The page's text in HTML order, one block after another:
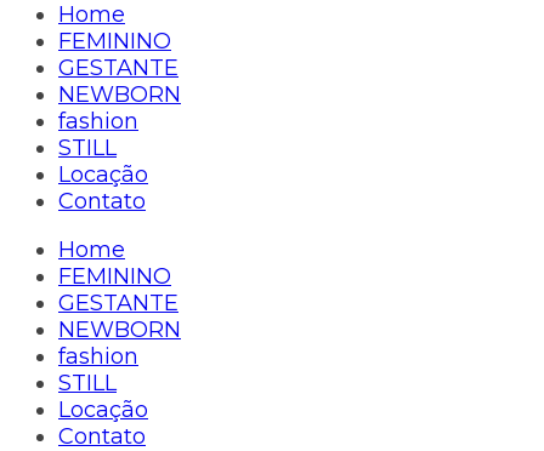
Home
FEMININO
GESTANTE
NEWBORN
fashion
STILL
Locação
Contato
Home
FEMININO
GESTANTE
NEWBORN
fashion
STILL
Locação
Contato